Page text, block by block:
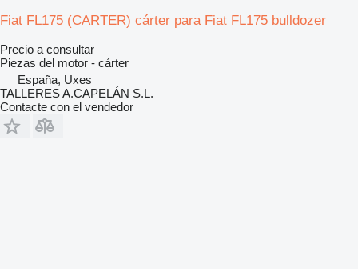
Fiat FL175 (CARTER) cárter para Fiat FL175 bulldozer
Precio a consultar
Piezas del motor - cárter
España, Uxes
TALLERES A.CAPELÁN S.L.
Contacte con el vendedor